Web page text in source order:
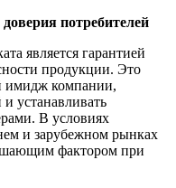
потребителей
является гарантией
продукции. Это
имидж компании,
устанавливать
В условиях
и зарубежном рынках
фактором при